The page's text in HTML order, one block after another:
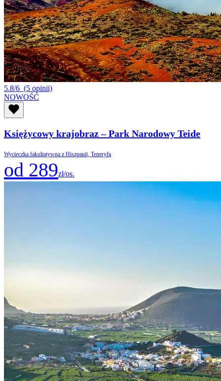
5.8/6 (5 opinii)
NOWOŚĆ
Księżycowy krajobraz – Park Narodowy Teide
Wycieczka fakultatywna z Hiszpanii, Teneryfa
od 289zł/os.